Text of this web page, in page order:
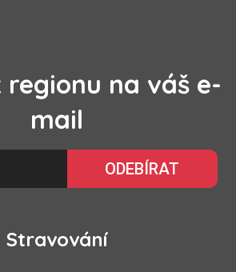
na váš e-
mail
ODEBÍRAT
Stravování